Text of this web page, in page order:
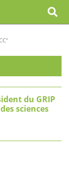
du GRIP
sciences